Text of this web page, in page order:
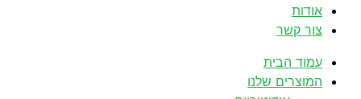
אודות
צור קשר
עמוד הבית
המוצרים שלנו